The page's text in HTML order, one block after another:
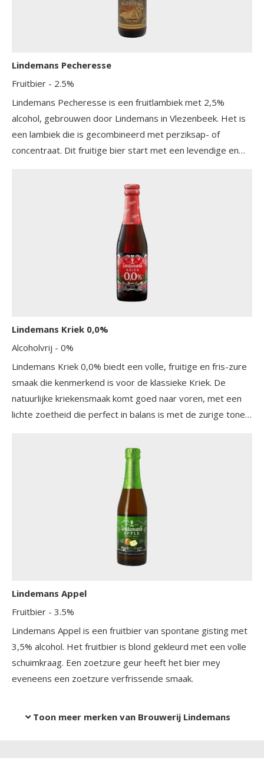
Lindemans Pecheresse
Fruitbier - 2.5%
Lindemans Pecheresse is een fruitlambiek met 2,5%
alcohol, gebrouwen door Lindemans in Vlezenbeek. Het is
een lambiek die is gecombineerd met perziksap- of
concentraat. Dit fruitige bier start met een levendige en
geprononceerd perzikaroma.
Lindemans Kriek 0,0%
Alcoholvrij - 0%
Lindemans Kriek 0,0% biedt een volle, fruitige en fris-zure
smaak die kenmerkend is voor de klassieke Kriek. De
natuurlijke kriekensmaak komt goed naar voren, met een
lichte zoetheid die perfect in balans is met de zurige tonen.
originele Kriek en biedt een verfrissende ervaring. De
combinatie van vers geperste krieken en natuurlijke
aroma’s zorgt voor een rijke en complexe smaakbeleving.
Lindemans Appel
Fruitbier - 3.5%
Lindemans Appel is een fruitbier van spontane gisting met
3,5% alcohol. Het fruitbier is blond gekleurd met een volle
schuimkraag. Een zoetzure geur heeft het bier mey
eveneens een zoetzure verfrissende smaak.
Toon meer merken van Brouwerij Lindemans